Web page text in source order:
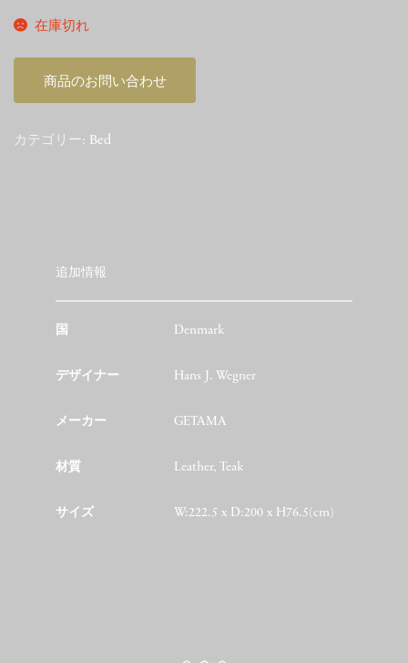
在庫切れ
商品のお問い合わせ
カテゴリー: Bed
追加情報
国 Denmark
デザイナー Hans J. Wegner
メーカー GETAMA
材質 Leather, Teak
サイズ W:222.5 x D:200 x H76.5(cm)